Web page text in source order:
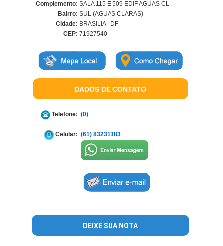
Complemento: SALA 115 E 509 EDIF AGUAS CL
Bairro: SUL (AGUAS CLARAS)
Cidade: BRASILIA - DF
CEP: 71927540
DADOS DE CONTATO
Telefone: (0)
Celular: (61) 83231383
DEIXE SUA NOTA